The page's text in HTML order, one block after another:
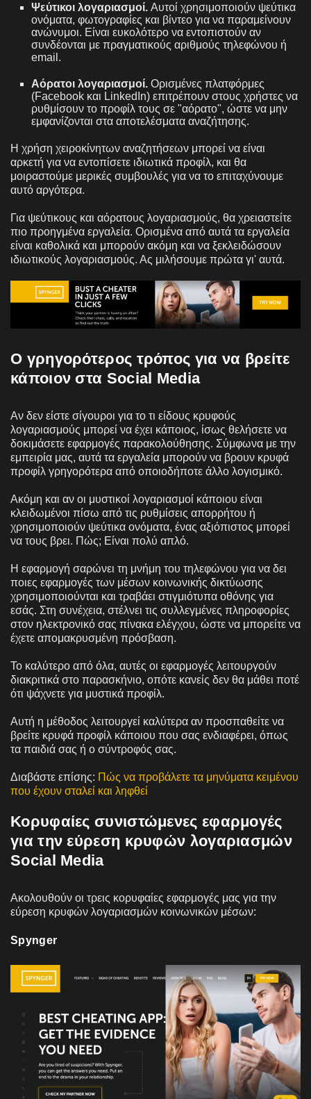
Ψεύτικοι λογαριασμοί. Αυτοί χρησιμοποιούν ψεύτικα
ονόματα, φωτογραφίες και βίντεο για να παραμείνουν
ανώνυμοι. Είναι ευκολότερο να εντοπιστούν αν
συνδέονται με πραγματικούς αριθμούς τηλεφώνου ή
email.
Αόρατοι λογαριασμοί. Ορισμένες πλατφόρμες
(Facebook και LinkedIn) επιτρέπουν στους χρήστες να
ρυθμίσουν το προφίλ τους σε "αόρατο", ώστε να μην
εμφανίζονται στα αποτελέσματα αναζήτησης.
Η χρήση χειροκίνητων αναζητήσεων μπορεί να είναι
αρκετή για να εντοπίσετε ιδιωτικά προφίλ, και θα
μοιραστούμε μερικές συμβουλές για να το επιταχύνουμε
αυτό αργότερα.
Για ψεύτικους και αόρατους λογαριασμούς, θα χρειαστείτε
πιο προηγμένα εργαλεία. Ορισμένα από αυτά τα εργαλεία
είναι καθολικά και μπορούν ακόμη και να ξεκλειδώσουν
ιδιωτικούς λογαριασμούς. Ας μιλήσουμε πρώτα γι' αυτά.
Ο γρηγορότερος τρόπος για να βρείτε
κάποιον στα Social Media
Αν δεν είστε σίγουροι για το τι είδους κρυφούς
λογαριασμούς μπορεί να έχει κάποιος, ίσως θελήσετε να
δοκιμάσετε εφαρμογές παρακολούθησης. Σύμφωνα με την
εμπειρία μας, αυτά τα εργαλεία μπορούν να βρουν κρυφά
προφίλ γρηγορότερα από οποιοδήποτε άλλο λογισμικό.
Ακόμη και αν οι μυστικοί λογαριασμοί κάποιου είναι
κλειδωμένοι πίσω από τις ρυθμίσεις απορρήτου ή
χρησιμοποιούν ψεύτικα ονόματα, ένας αξιόπιστος μπορεί
να τους βρει. Πώς; Είναι πολύ απλό.
Η εφαρμογή σαρώνει τη μνήμη του τηλεφώνου για να δει
ποιες εφαρμογές των μέσων κοινωνικής δικτύωσης
χρησιμοποιούνται και τραβάει στιγμιότυπα οθόνης για
εσάς. Στη συνέχεια, στέλνει τις συλλεγμένες πληροφορίες
στον ηλεκτρονικό σας πίνακα ελέγχου, ώστε να μπορείτε να
έχετε απομακρυσμένη πρόσβαση.
Το καλύτερο από όλα, αυτές οι εφαρμογές λειτουργούν
διακριτικά στο παρασκήνιο, οπότε κανείς δεν θα μάθει ποτέ
ότι ψάχνετε για μυστικά προφίλ.
Αυτή η μέθοδος λειτουργεί καλύτερα αν προσπαθείτε να
βρείτε κρυφά προφίλ κάποιου που σας ενδιαφέρει, όπως
τα παιδιά σας ή ο σύντροφός σας.
Διαβάστε επίσης: Πώς να προβάλετε τα μηνύματα κειμένου
που έχουν σταλεί και ληφθεί
Κορυφαίες συνιστώμενες εφαρμογές
για την εύρεση κρυφών λογαριασμών
Social Media
Ακολουθούν οι τρεις κορυφαίες εφαρμογές μας για την
εύρεση κρυφών λογαριασμών κοινωνικών μέσων:
Spynger